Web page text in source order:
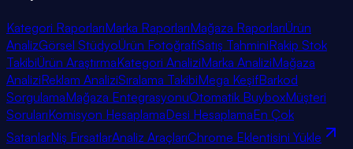
Kategori RaporlarıMarka RaporlarıMağaza RaporlarıÜrün
AnalizGörsel StüdyoÜrün FotoğrafıSatış TahminiRakip Stok
TakibiÜrün AraştırmaKategori AnaliziMarka AnaliziMağaza
AnaliziReklam AnaliziSıralama TakibiMega KeşifBarkod
SorgulamaMağaza EntegrasyonuOtomatik BuyboxMüşteri
SorularıKomisyon HesaplamaDesi HesaplamaEn Çok
SatanlarNiş FırsatlarAnaliz AraçlarıChrome Eklentisini Yükle